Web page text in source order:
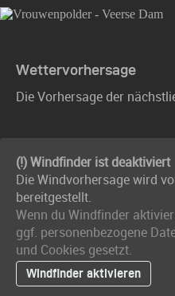
Wettervorhersage
Die Vorhersage der
(!) Windfinder ist deaktiviert
Die Windvorhersage wird
bereitgestellt.
Wenn du Windfinder
ggf. personenbezogene
und Cookies gesetzt.
Windfinder aktivieren